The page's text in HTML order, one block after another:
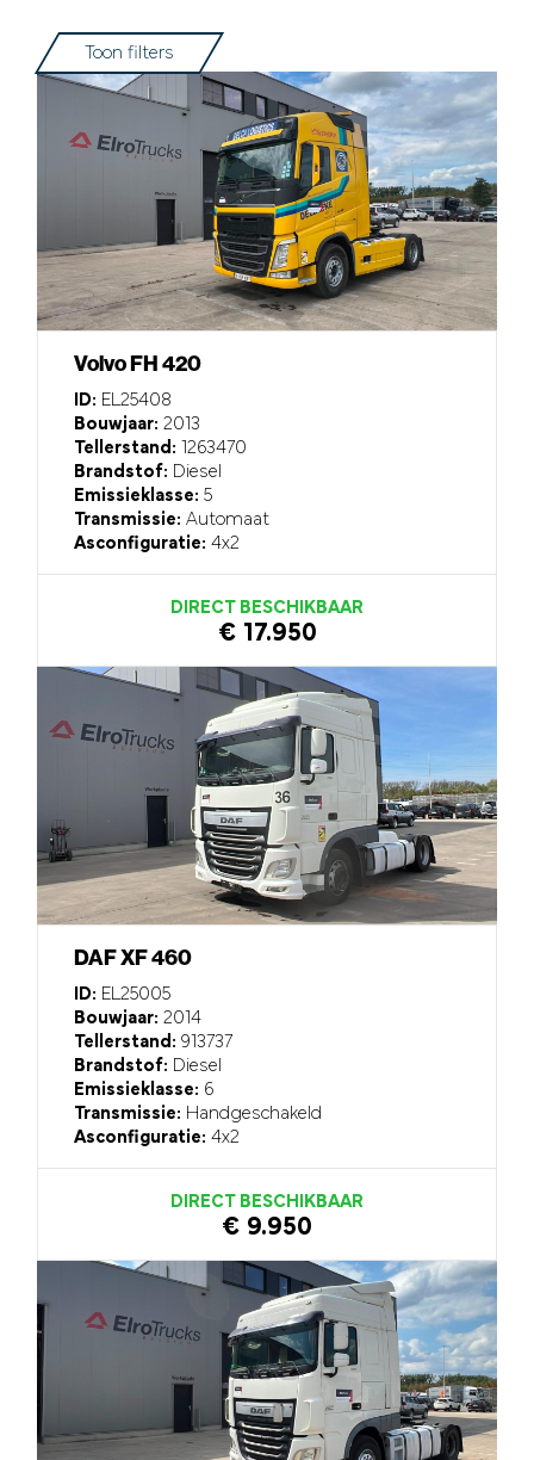
Toon filters
Volvo FH 420
ID: EL25408
Bouwjaar: 2013
Tellerstand: 1263470
Brandstof: Diesel
Emissieklasse: 5
Transmissie: Automaat
Asconfiguratie: 4x2
DIRECT BESCHIKBAAR
€ 17.950
DAF XF 460
ID: EL25005
Bouwjaar: 2014
Tellerstand: 913737
Brandstof: Diesel
Emissieklasse: 6
Transmissie: Handgeschakeld
Asconfiguratie: 4x2
DIRECT BESCHIKBAAR
€ 9.950